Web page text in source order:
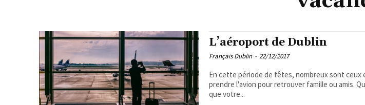
L’aéroport de Dublin
Français Dublin - 22/12/2017
En cette période de fêtes, nombreux sont ceux
prendre l'avion pour retrouver famille ou amis.
que votre...